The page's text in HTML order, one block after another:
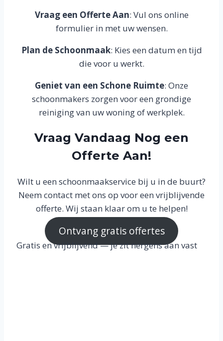
Vraag een Offerte Aan: Vul ons online
formulier in met uw wensen.
Plan de Schoonmaak: Kies een datum en tijd
die voor u werkt.
Geniet van een Schone Ruimte: Onze
schoonmakers zorgen voor een grondige
reiniging van uw woning of werkplek.
Vraag Vandaag Nog een
Offerte Aan!
Wilt u een schoonmaakservice bij u in de buurt?
Neem contact met ons op voor een vrijblijvende
offerte. Wij staan klaar om u te helpen!
Ontvang gratis offertes
Gratis en vrijblijvend — je zit nergens aan vast